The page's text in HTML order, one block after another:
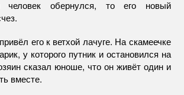
человек обернулся, то его новый
его к ветхой лачуге. На скамеечке
у которого путник и остановился на
сказал юноше, что он живёт один и
вместе.